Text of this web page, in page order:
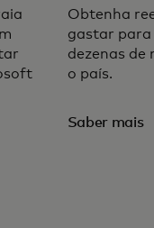
Obtenha
gastar para
dezenas de
o país.
Saber mais